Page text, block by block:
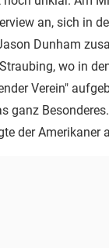
an, sich in
Dunham
wo in
Verein"
ganz
der Amerikaner